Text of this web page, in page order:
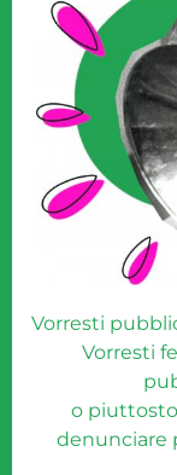
Vorresti
Vorresti
o
denunciare